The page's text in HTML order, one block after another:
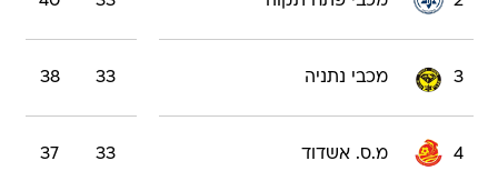
3 מכבי נתניה 33
38
4 מ.ס. אשדוד 33
37